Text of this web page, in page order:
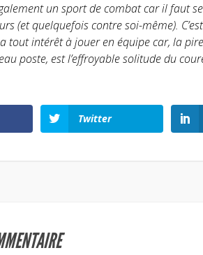
un sport de combat car il faut
(et quelquefois contre soi-même).
tout intérêt à jouer en équipe car, la
poste, est l’effroyable solitude du
Twitter